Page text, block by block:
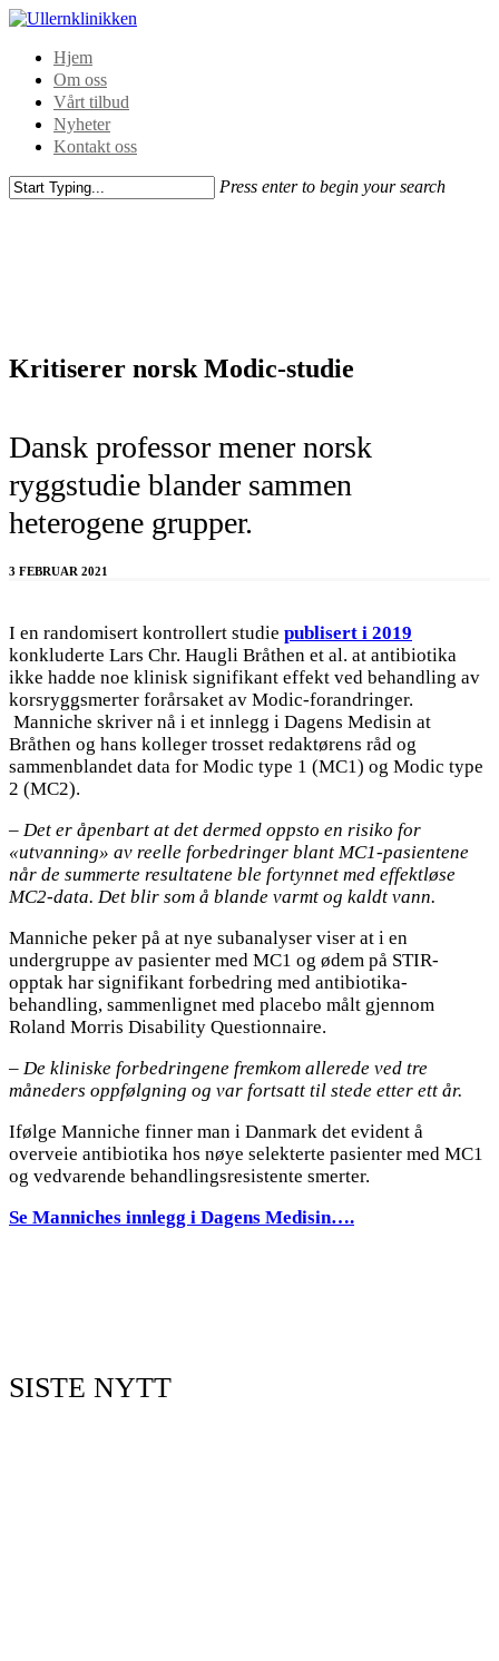
Hjem
Om oss
Vårt tilbud
Nyheter
Kontakt oss
Press enter to begin your search
Kritiserer norsk Modic-studie
Dansk professor mener norsk
ryggstudie blander sammen
heterogene grupper.
3 FEBRUAR 2021
I en randomisert kontrollert studie publisert i 2019
konkluderte Lars Chr. Haugli Bråthen et al. at antibiotika
ikke hadde noe klinisk signifikant effekt ved behandling av
korsryggsmerter forårsaket av Modic-forandringer.
Manniche skriver nå i et innlegg i Dagens Medisin at
Bråthen og hans kolleger trosset redaktørens råd og
sammenblandet data for Modic type 1 (MC1) og Modic type
2 (MC2).
– Det er åpenbart at det dermed oppsto en risiko for
«utvanning» av reelle forbedringer blant MC1-pasientene
når de summerte resultatene ble fortynnet med effektløse
MC2-data. Det blir som å blande varmt og kaldt vann.
Manniche peker på at nye subanalyser viser at i en
undergruppe av pasienter med MC1 og ødem på STIR-
opptak har signifikant forbedring med antibiotika-
behandling, sammenlignet med placebo målt gjennom
Roland Morris Disability Questionnaire.
– De kliniske forbedringene fremkom allerede ved tre
måneders oppfølgning og var fortsatt til stede etter ett år.
Ifølge Manniche finner man i Danmark det evident å
overveie antibiotika hos nøye selekterte pasienter med MC1
og vedvarende behandlingsresistente smerter.
Se Manniches innlegg i Dagens Medisin….
SISTE NYTT